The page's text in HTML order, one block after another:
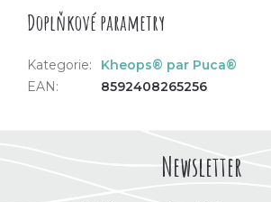
Doplňkové parametry
Kategorie:
Kheops® par Puca®
EAN: 8592408265256
Newsletter